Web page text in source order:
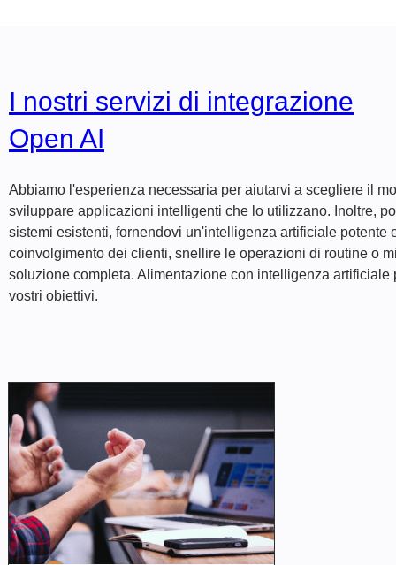
I nostri servizi di integrazione
Open AI
Abbiamo l'esperienza necessaria per aiutarvi a scegliere il
sviluppare applicazioni intelligenti che lo utilizzano. Inoltre,
sistemi esistenti, fornendovi un'intelligenza artificiale potente
coinvolgimento dei clienti, snellire le operazioni di routine o
soluzione completa. Alimentazione con intelligenza artificiale
vostri obiettivi.